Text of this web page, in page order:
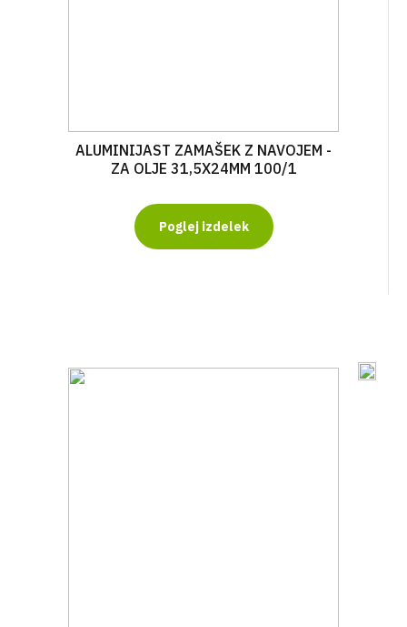
ALUMINIJAST ZAMAŠEK Z NAVOJEM -
ZA OLJE 31,5X24MM 100/1
Poglej izdelek